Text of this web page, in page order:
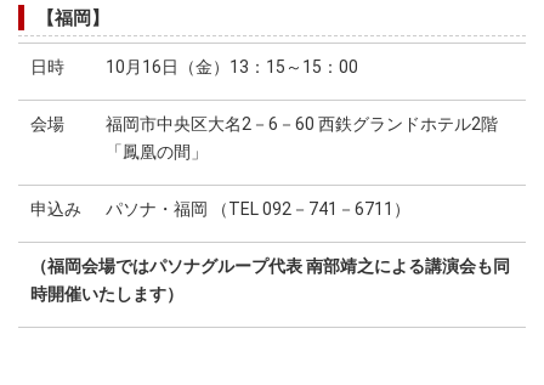
【福岡】
日時 10月16日（金）13：15～15：00
会場
福岡市中央区大名2－6－60 西鉄グランドホテル2階
「鳳凰の間」
申込み パソナ・福岡 （TEL 092－741－6711）
（福岡会場ではパソナグループ代表 南部靖之による講演会も同
時開催いたします）